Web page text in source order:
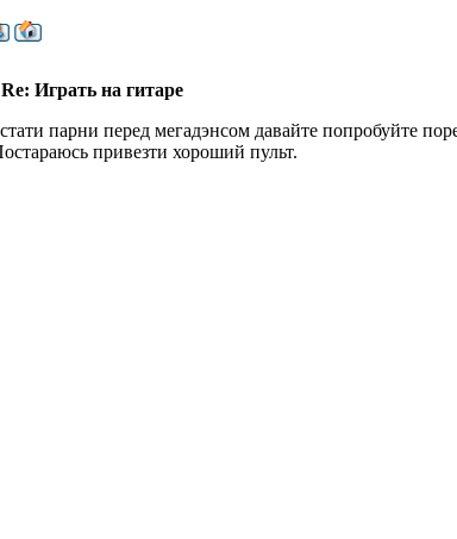
Re: Играть на гитаре
парни перед мегадэнсом давайте попробуйте
привезти хороший пульт.